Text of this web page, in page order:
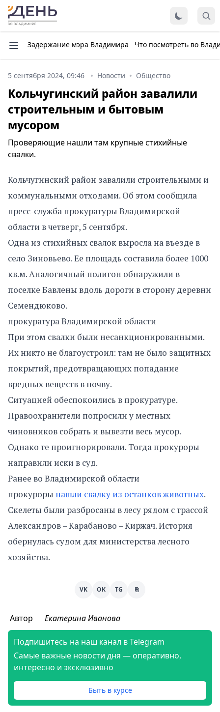
Задержание мэра Владимира Что посмотреть во
5 сентября 2024, 09:46 Новости Общество
Кольчугинский район завалили
строительным и бытовым
мусором
Проверяющие нашли там крупные стихийные
свалки.
Кольчугинский район завалили строительными и
коммунальными отходами. Об этом сообщила
пресс-служба прокуратуры Владимирской
области в четверг, 5 сентября.
Одна из стихийных свалок выросла на въезде в
село Зиновьево. Ее площадь составила более 1000
кв.м. Аналогичный полигон обнаружили в
поселке Бавлены вдоль дороги в сторону деревни
Семендюково.
прокуратура Владимирской области
При этом свалки были несанкционированными.
Их никто не благоустроил: там не было защитных
покрытий, предотвращающих попадание
вредных веществ в почву.
Ситуацией обеспокоились в прокуратуре.
Правоохранители попросили у местных
чиновников собрать и вывезти весь мусор.
Однако те проигнорировали. Тогда прокуроры
направили иски в суд.
Ранее во Владимирской области
прокуроры нашли свалку из останков животных.
Скелеты были разбросаны в лесу рядом с трассой
Александров – Карабаново – Киржач. История
обернулась судом для министерства лесного
хозяйства.
VK OK TG ⎘
Автор Екатерина Иванова
Подпишитесь на наш канал в Telegram
Самые важные новости дня — оперативно,
интересно и эксклюзивно
Быть в курсе